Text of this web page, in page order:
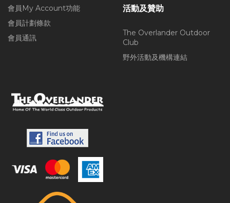
會員My Account功能
會員計劃條款
會員通訊
活動及贊助
The Overlander Outdoor
Club
野外活動及機構連結